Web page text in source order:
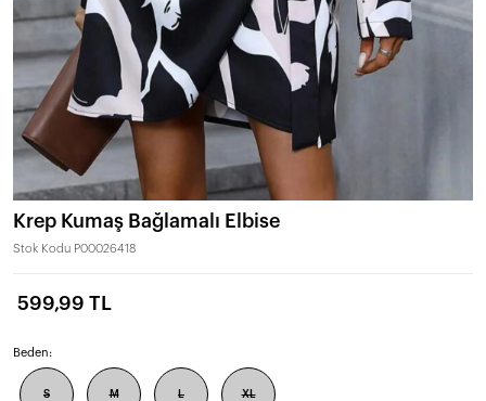
Krep Kumaş Bağlamalı Elbise
Stok Kodu P00026418
599,99 TL
Beden:
S M L XL